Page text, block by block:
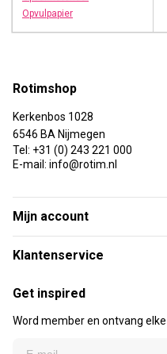
Opvulpapier
Rotimshop
Kerkenbos 1028
6546 BA Nijmegen
Tel: +31 (0) 243 221 000
E-mail: info@rotim.nl
Mijn account
Klantenservice
Get inspired
Word member en ontvang